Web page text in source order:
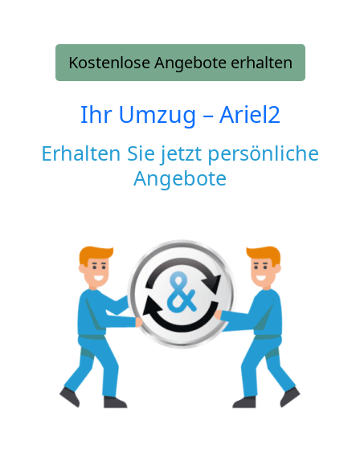
Kostenlose Angebote erhalten
Ihr Umzug –Ariel2
Erhalten Sie jetzt persönliche
Angebote